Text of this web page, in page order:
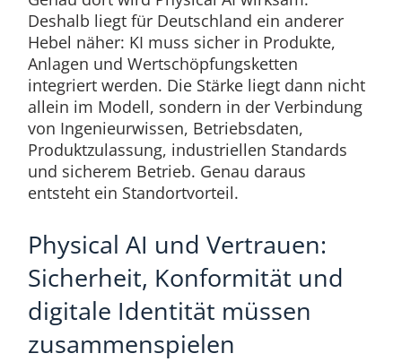
Deshalb liegt für Deutschland ein anderer
Hebel näher: KI muss sicher in Produkte,
Anlagen und Wertschöpfungsketten
integriert werden. Die Stärke liegt dann nicht
allein im Modell, sondern in der Verbindung
von Ingenieurwissen, Betriebsdaten,
Produktzulassung, industriellen Standards
und sicherem Betrieb. Genau daraus
entsteht ein Standortvorteil.
Physical AI und Vertrauen:
Sicherheit, Konformität und
digitale Identität müssen
zusammenspielen